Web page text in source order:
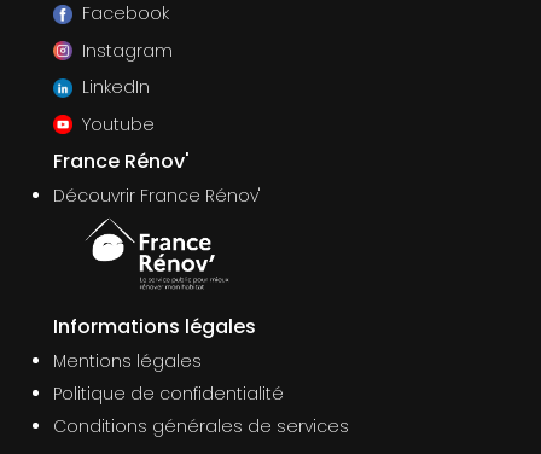
Facebook
Instagram
LinkedIn
Youtube
France Rénov'
Découvrir France Rénov'
Informations légales
Mentions légales
Politique de confidentialité
Conditions générales de services